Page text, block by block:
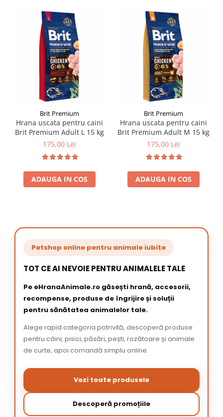
Brit Premium
Hrana uscata pentru caini
Brit Premium Adult L 15 kg
175,00 Lei
ADAUGA IN COS
Brit Premium
Hrana uscata pentru caini
Brit Premium Adult M 15 kg
175,00 Lei
ADAUGA IN COS
Petshop online pentru animale iubite
TOT CE AI NEVOIE PENTRU ANIMALELE TALE
Pe eHranaAnimale.ro găsești hrană, accesorii,
recompense, produse de îngrijire și soluții
pentru sănătatea animalelor tale.
Alege rapid categoria potrivită, descoperă produse
pentru câini, pisici, păsări, pești, rozătoare și animale
de curte, apoi comandă simplu online.
Vezi toate produsele
Descoperă promoțiile